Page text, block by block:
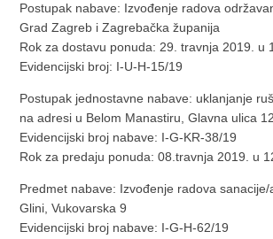
Postupak nabave: Izvođenje radova
Grad Zagreb i Zagrebačka županija
Rok za dostavu ponuda: 29. travnja 2019. u
Evidencijski broj: I-U-H-15/19
Postupak jednostavne nabave: uklanjanje
na adresi u Belom Manastiru, Glavna ulica
Evidencijski broj nabave: I-G-KR-38/19
Rok za predaju ponuda: 08.travnja 2019. u
Predmet nabave: Izvođenje radova
Glini, Vukovarska 9
Evidencijski broj nabave: I-G-H-62/19